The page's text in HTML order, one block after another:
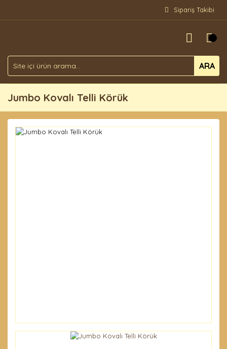
Sipariş Takibi
ARA
Jumbo Kovalı Telli Körük